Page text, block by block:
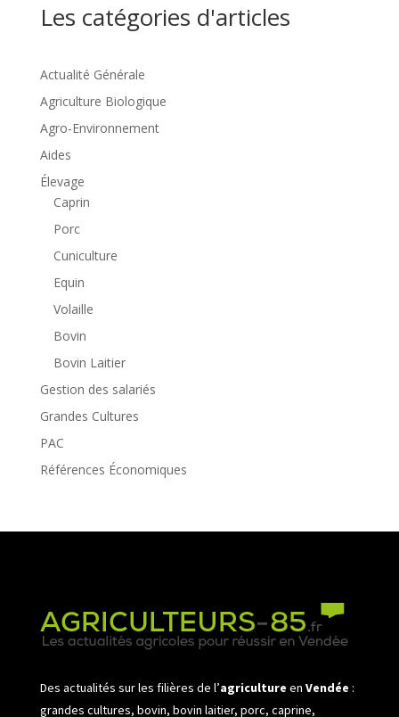
Les catégories d'articles
Actualité Générale
Agriculture Biologique
Agro-Environnement
Aides
Élevage
Caprin
Porc
Cuniculture
Equin
Volaille
Bovin
Bovin Laitier
Gestion des salariés
Grandes Cultures
PAC
Références Économiques
Des actualités sur les filières de l’agriculture en Vendée :
grandes cultures, bovin, bovin laitier, porc, caprine,